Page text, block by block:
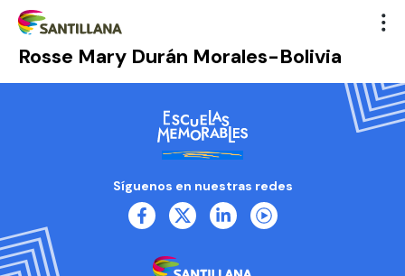
Rosse Mary Durán Morales-Bolivia
Síguenos en nuestras redes